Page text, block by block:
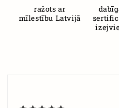
ražots ar
mīlestību Latvijā